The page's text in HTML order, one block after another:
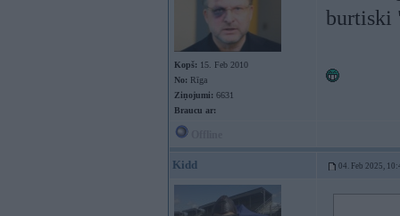
Kopš: 15. Feb 2010
No: Rīga
Ziņojumi: 6631
Braucu ar:
burtiski
Kidd 04. Feb 2025,